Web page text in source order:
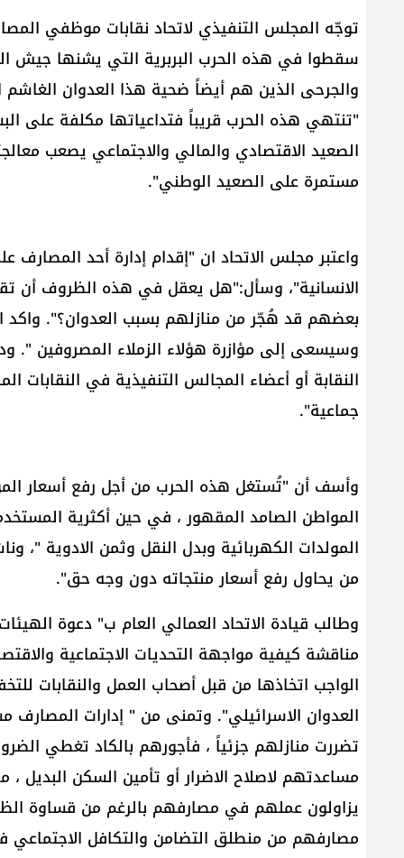
توجّه ​المجلس التنفيذي لاتحاد نقابات موظفي
سقطوا في هذه الحرب البربرية التي يشنها جيش
والجرحى الذين هم أيضاً ضحية هذا العدوان
"تنتهي هذه الحرب قريباً فتداعياتها مكلفة على
الصعيد الاقتصادي والمالي والاجتماعي يصعب
مستمرة على الصعيد الوطني".
واعتبر مجلس الاتحاد ان "إقدام إدارة أحد
الانسانية"، وسأل:"هل يعقل في هذه الظروف أن
بعضهم قد هُجّر من منازلهم بسبب العدوان؟".
وسيسعى إلى مؤازرة هؤلاء الزملاء المصروفين ".
النقابة أو أعضاء المجالس التنفيذية في
جماعية".
وأسف أن "تُستغل هذه الحرب من أجل رفع أسعار
المواطن الصامد المقهور ، في حين أكثرية
المولدات الكهربائية وبدل النقل وثمن الادوية "،
من يحاول رفع أسعار منتجاته دون وجه حق".
وطالب ​قيادة الاتحاد العمالي العام​ ب" دعوة
مناقشة كيفية مواجهة التحديات الاجتماعية
الواجب اتخاذها من قبل أصحاب العمل والنقابات
العدوان الاسرائيلي​". وتمنى من " إدارات المصارف
تضررت منازلهم جزئياً ، فأجورهم بالكاد تغطي
مساعدتهم لاصلاح الاضرار أو تأمين السكن البديل ،
يزاولون عملهم في مصارفهم بالرغم من قساوة
مصارفهم من منطلق التضامن والتكافل